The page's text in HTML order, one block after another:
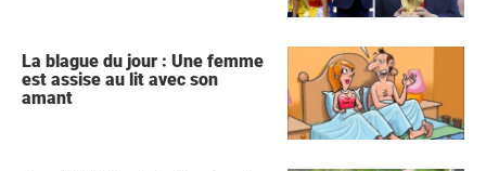
La blague du jour : Une femme
est assise au lit avec son
amant